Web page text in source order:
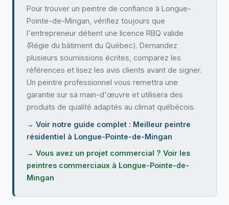
Pour trouver un peintre de confiance à Longue-
Pointe-de-Mingan, vérifiez toujours que
l'entrepreneur détient une licence RBQ valide
(Régie du bâtiment du Québec). Demandez
plusieurs soumissions écrites, comparez les
références et lisez les avis clients avant de signer.
Un peintre professionnel vous remettra une
garantie sur sa main-d'œuvre et utilisera des
produits de qualité adaptés au climat québécois.
→ Voir notre guide complet : Meilleur peintre
résidentiel à Longue-Pointe-de-Mingan
→ Vous avez un projet commercial ? Voir les
peintres commerciaux à Longue-Pointe-de-
Mingan